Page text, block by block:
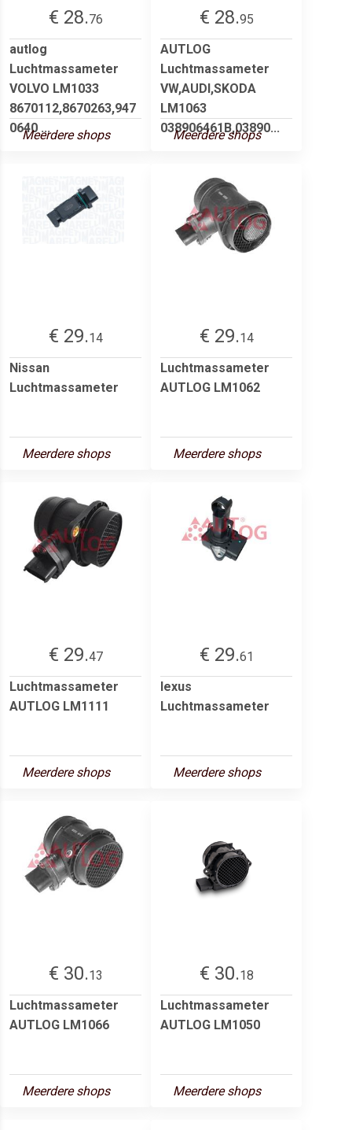
€ 28.76
autlog
Luchtmassameter
VOLVO LM1033
8670112,8670263,947
0640 ...
Meerdere shops
€ 28.95
AUTLOG
Luchtmassameter
VW,AUDI,SKODA
LM1063
038906461B,03890...
Meerdere shops
€ 29.14
Nissan
Luchtmassameter
Meerdere shops
€ 29.14
Luchtmassameter
AUTLOG LM1062
Meerdere shops
€ 29.47
Luchtmassameter
AUTLOG LM1111
Meerdere shops
€ 29.61
lexus
Luchtmassameter
Meerdere shops
€ 30.13
Luchtmassameter
AUTLOG LM1066
Meerdere shops
€ 30.18
Luchtmassameter
AUTLOG LM1050
Meerdere shops